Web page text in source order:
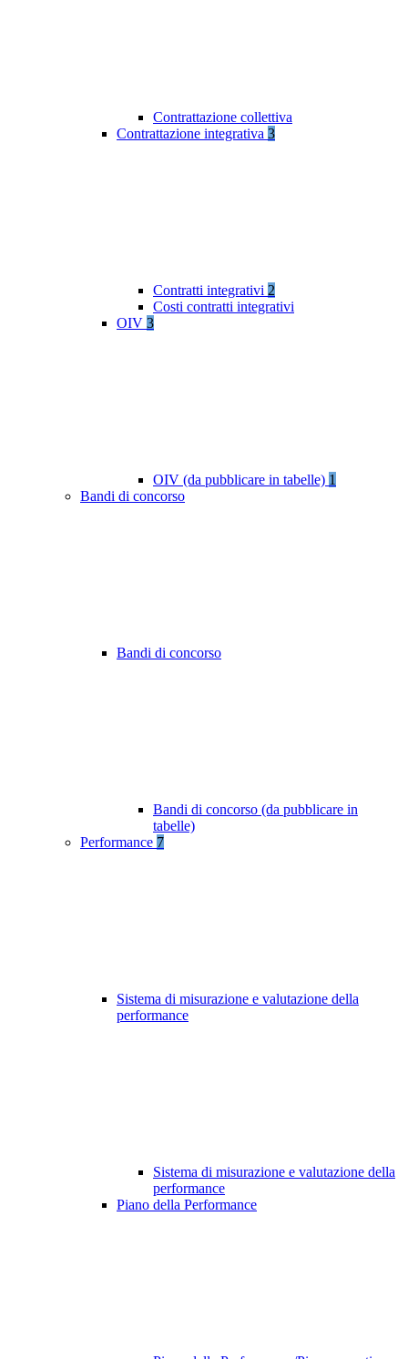
Contrattazione collettiva
Contrattazione integrativa 3
Contratti integrativi 2
Costi contratti integrativi
OIV 3
OIV (da pubblicare in tabelle) 1
Bandi di concorso
Bandi di concorso
Bandi di concorso (da pubblicare in
tabelle)
Performance 7
Sistema di misurazione e valutazione della
performance
Sistema di misurazione e valutazione della
performance
Piano della Performance